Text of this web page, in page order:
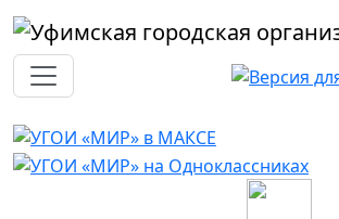
Перейти к основному содержанию